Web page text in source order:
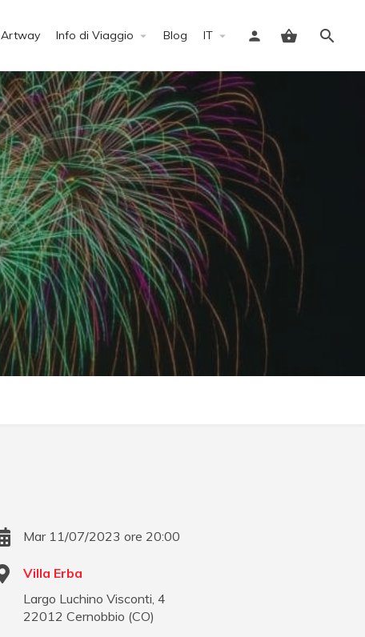
Artway Info di Viaggio Blog IT
Accedi
Mar 11/07/2023 ore 20:00
Villa Erba
Largo Luchino Visconti, 4
22012 Cernobbio (CO)